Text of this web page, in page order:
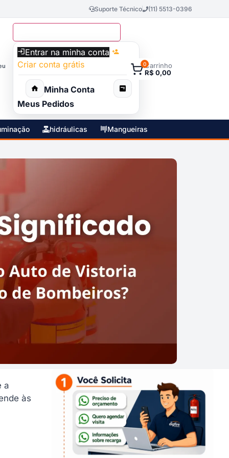
Suporte Técnico (11) 5513-0396
Entrar na minha conta
Criar conta grátis
Minha Conta
Meus Pedidos
0Carrinho
R$ 0,00
hidráulicas Mangueiras
a
às